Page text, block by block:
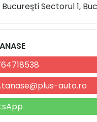
Bucureşti Sectorul 1,
auto.ro